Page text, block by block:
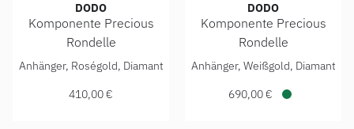
DODO
Komponente Precious
Rondelle
DoDo Komponente Precious Rondelle, Ref: DUB6001-
Anhänger, Roségold, Diamant
410,00 €
DODO
Komponente Precious
Rondelle
DoDo Komponente
Anhänger, Weißgold, Diamant
690,00 €